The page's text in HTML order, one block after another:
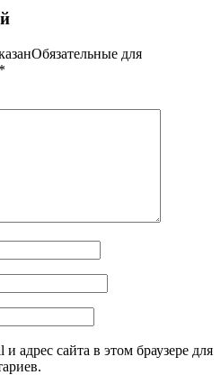
для
*
адрес сайта в этом браузере для